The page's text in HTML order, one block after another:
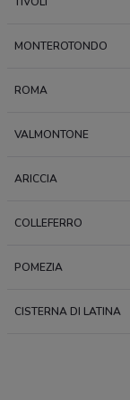
MONTEROTONDO
ROMA
VALMONTONE
ARICCIA
COLLEFERRO
POMEZIA
CISTERNA DI LATINA